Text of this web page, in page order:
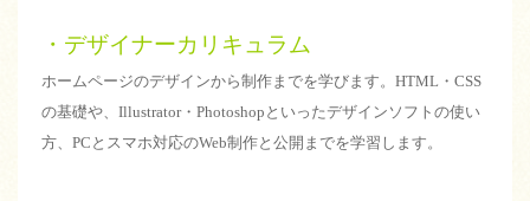
・デザイナーカリキュラム
ホームページのデザインから制作までを学びます。HTML・CSS
の基礎や、Illustrator・Photoshopといったデザインソフトの使い
方、PCとスマホ対応のWeb制作と公開までを学習します。